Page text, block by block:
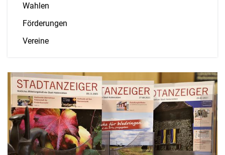
Wahlen
Förderungen
Vereine